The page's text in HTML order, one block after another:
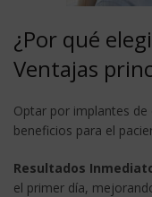
¿Por qué
Ventajas
Optar por implantes
beneficios para el
Resultados
el primer día,